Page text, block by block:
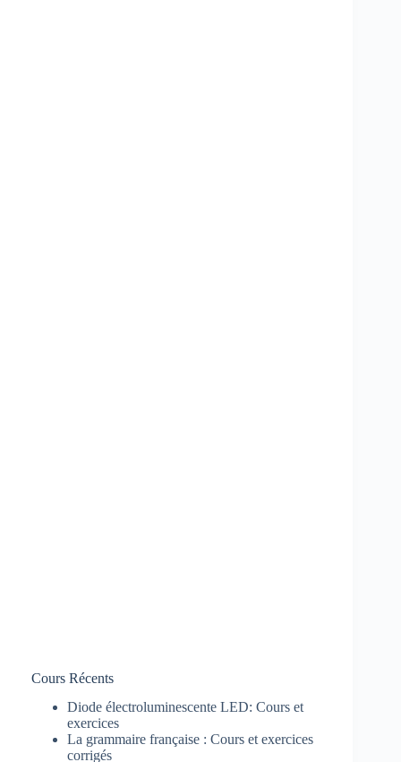
Cours Récents
Diode électroluminescente LED: Cours et
exercices
La grammaire française : Cours et exercices
corrigés